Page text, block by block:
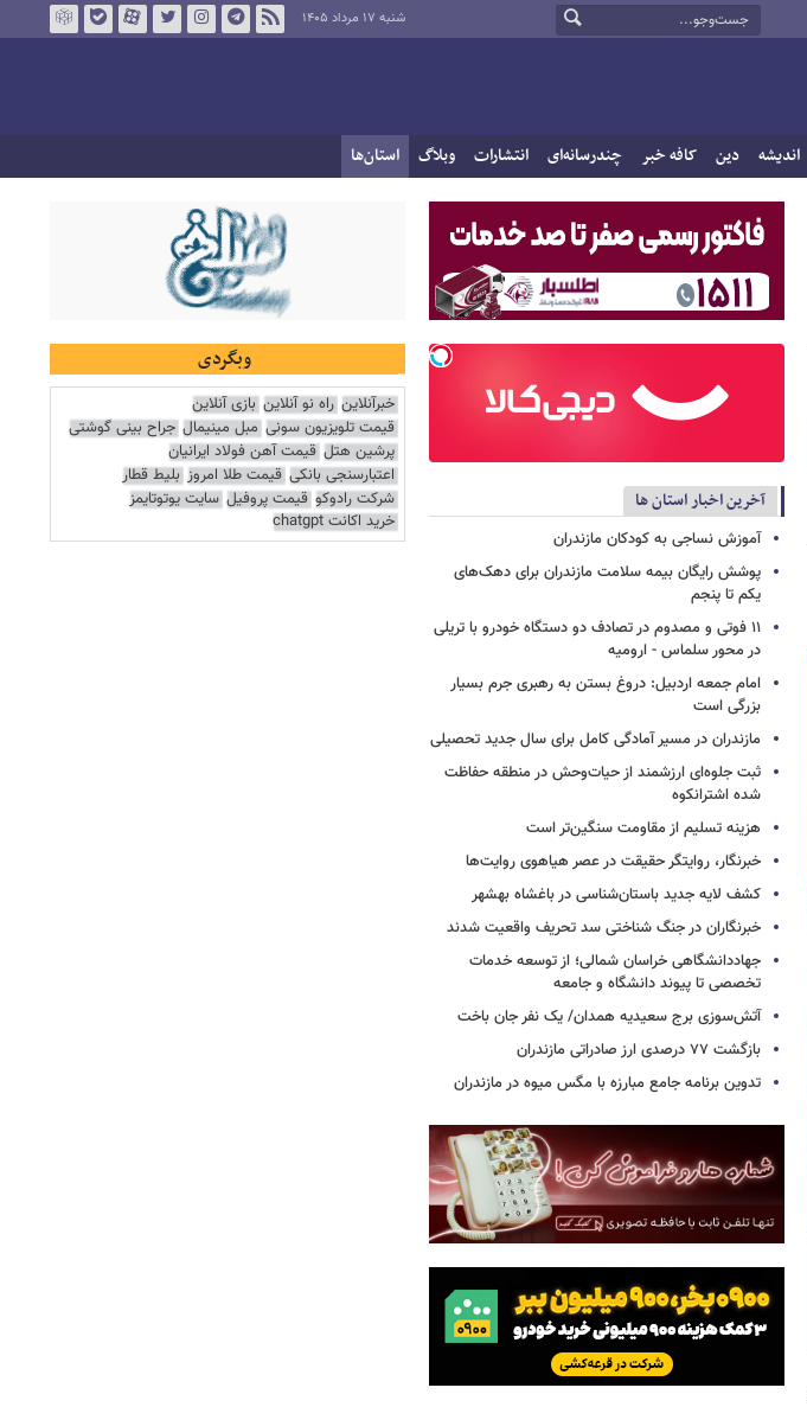
شنبه ۱۷ مرداد ۱۴۰۵
اندیشه دین کافه خبر چندرسانه‌ای انتشارات وبلاگ استان‌ها
آخرین اخبار استان ها
آموزش نساجی به کودکان مازندران
پوشش رایگان بیمه سلامت مازندران برای دهک‌های
یکم تا پنجم
۱۱ فوتی و مصدوم در تصادف دو دستگاه خودرو با تریلی
در محور سلماس - ارومیه
امام جمعه اردبیل: دروغ بستن به رهبری جرم بسیار
بزرگی است
مازندران در مسیر آمادگی کامل برای سال جدید تحصیلی
ثبت جلوه‌ای ارزشمند از حیات‌وحش در منطقه حفاظت
شده اشترانکوه
هزینه تسلیم از مقاومت سنگین‌تر است
خبرنگار، روایتگر حقیقت در عصر هیاهوی روایت‌ها
کشف لایه جدید باستان‌شناسی در باغشاه بهشهر
خبرنگاران در جنگ شناختی سد تحریف واقعیت شدند
جهاددانشگاهی خراسان شمالی؛ از توسعه خدمات
تخصصی تا پیوند دانشگاه و جامعه
آتش‌سوزی برج سعیدیه همدان/ یک نفر جان باخت
بازگشت ۷۷ درصدی ارز صادراتی مازندران
تدوین برنامه جامع مبارزه با مگس میوه در مازندران
وبگردی
خبرآنلاین راه نو آنلاین بازی آنلاین
قیمت تلویزیون سونی مبل مینیمال جراح بینی گوشتی
پرشین هتل قیمت آهن فولاد ایرانیان
اعتبارسنجی بانکی قیمت طلا امروز بلیط قطار
شرکت رادوکو قیمت پروفیل سایت یوتوتایمز
خرید اکانت chatgpt